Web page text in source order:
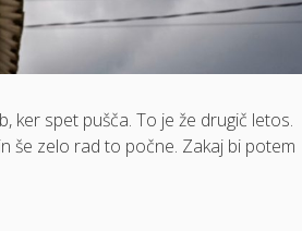
ker spet pušča. To je že drugič letos.
še zelo rad to počne. Zakaj bi potem